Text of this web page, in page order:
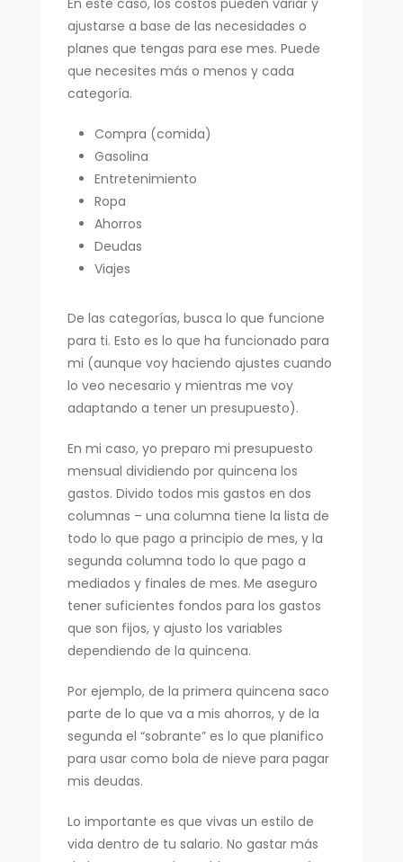
ajustarse a base de las necesidades o
planes que tengas para ese mes. Puede
que necesites más o menos y cada
categoría.
Compra (comida)
Gasolina
Entretenimiento
Ropa
Ahorros
Deudas
Viajes
De las categorías, busca lo que funcione
para ti. Esto es lo que ha funcionado para
mi (aunque voy haciendo ajustes cuando
lo veo necesario y mientras me voy
adaptando a tener un presupuesto).
En mi caso, yo preparo mi presupuesto
mensual dividiendo por quincena los
gastos. Divido todos mis gastos en dos
columnas – una columna tiene la lista de
todo lo que pago a principio de mes, y la
segunda columna todo lo que pago a
mediados y finales de mes. Me aseguro
tener suficientes fondos para los gastos
que son fijos, y ajusto los variables
dependiendo de la quincena.
Por ejemplo, de la primera quincena saco
parte de lo que va a mis ahorros, y de la
segunda el “sobrante” es lo que planifico
para usar como bola de nieve para pagar
mis deudas.
Lo importante es que vivas un estilo de
vida dentro de tu salario. No gastar más